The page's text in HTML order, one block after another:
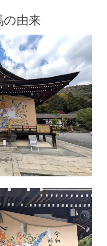
の由来